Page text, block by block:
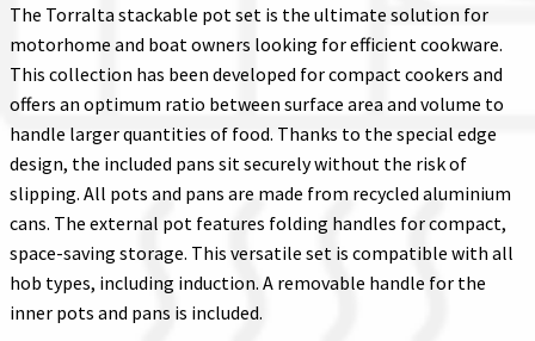
The Torralta stackable pot set is the ultimate solution for
motorhome and boat owners looking for efficient cookware.
This collection has been developed for compact cookers and
offers an optimum ratio between surface area and volume to
handle larger quantities of food. Thanks to the special edge
design, the included pans sit securely without the risk of
slipping. All pots and pans are made from recycled aluminium
cans. The external pot features folding handles for compact,
space-saving storage. This versatile set is compatible with all
hob types, including induction. A removable handle for the
inner pots and pans is included.